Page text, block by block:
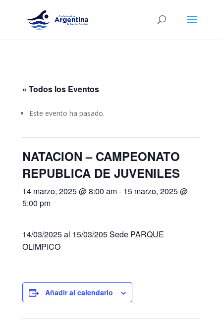
« Todos los Eventos
Este evento ha pasado.
NATACION – CAMPEONATO
REPUBLICA DE JUVENILES
14 marzo, 2025 @ 8:00 am- 15 marzo, 2025 @
5:00 pm
14/03/2025 al 15/03/205 Sede PARQUE
OLIMPICO
Añadir al calendario